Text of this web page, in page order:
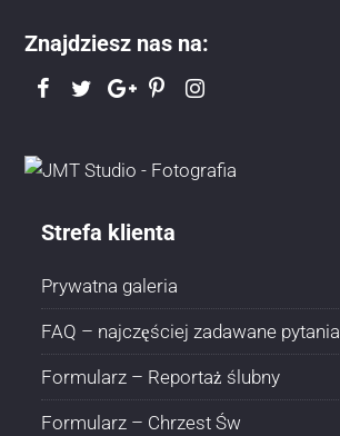
Znajdziesz nas na:
Strefa klienta
Prywatna galeria
FAQ – najczęściej zadawane pytania
Formularz – Reportaż ślubny
Formularz – Chrzest Św